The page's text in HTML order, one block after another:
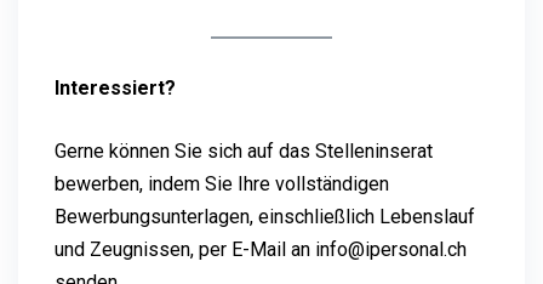
Interessiert?
Gerne können Sie sich auf das Stelleninserat
bewerben, indem Sie Ihre vollständigen
Bewerbungsunterlagen, einschließlich Lebenslauf
und Zeugnissen, per E-Mail an info@ipersonal.ch